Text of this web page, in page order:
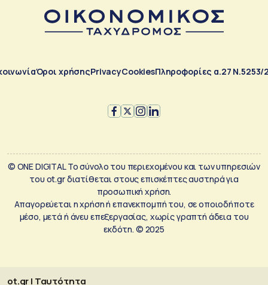
Όροι χρήσηςPrivacyCookiesΠληροφορίες α.27 Ν.5253/
© ONE DIGITAL Το σύνολο του περιεχομένου και των υπηρεσιών
του ot.gr διατίθεται στους επισκέπτες αυστηρά για
προσωπική χρήση.
Απαγορεύεται η χρήση ή επανεκπομπή του, σε οποιοδήποτε
μέσο, μετά ή άνευ επεξεργασίας, χωρίς γραπτή άδεια του
εκδότη. © 2025
ot.gr | Ταυτότητα